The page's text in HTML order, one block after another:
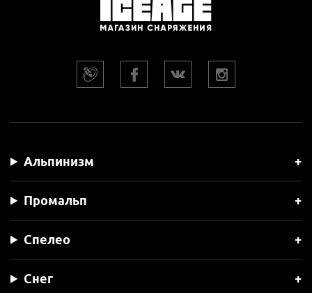
Альпинизм
Промальп
Спелео
Снег